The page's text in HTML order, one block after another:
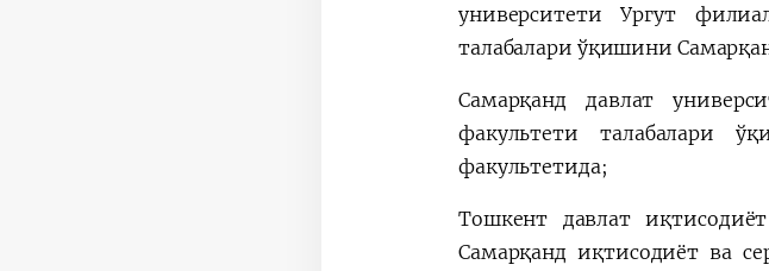
университети Ургут
талабалари ўқишини
Самарқанд давлат
факультети талабалари
факультетида;
Тошкент давлат
Самарқанд иқтисодиёт ва